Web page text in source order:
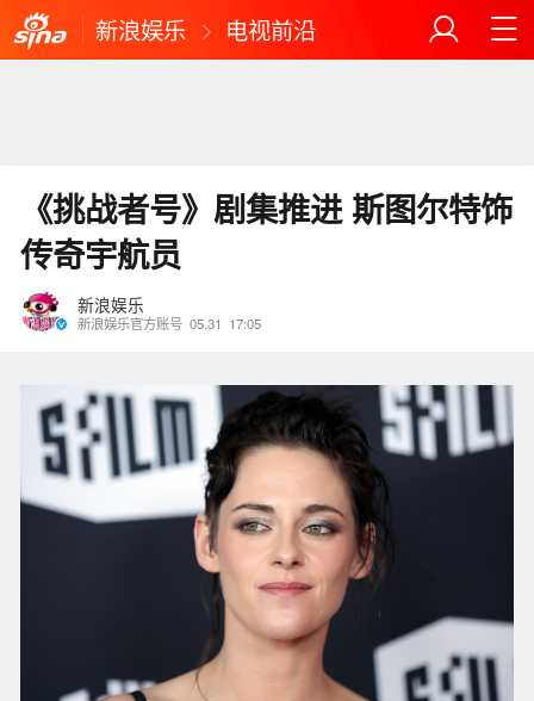
新浪娱乐 电视前沿
《挑战者号》剧集推进 斯图尔特饰
传奇宇航员
新浪娱乐
新浪娱乐官方账号 05.31 17:05